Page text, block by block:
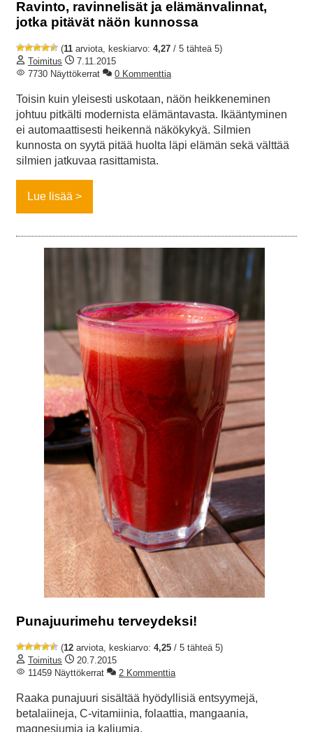
Ravinto, ravinnelisät ja elämänvalinnat,
jotka pitävät näön kunnossa
(11 arviota, keskiarvo: 4,27 / 5 tähteä 5)
Toimitus
7.11.2015
7730 Näyttökerrat
0 Kommenttia
Toisin kuin yleisesti uskotaan, näön heikkeneminen
johtuu pitkälti modernista elämäntavasta. Ikääntyminen
ei automaattisesti heikennä näkökykyä. Silmien
kunnosta on syytä pitää huolta läpi elämän sekä välttää
silmien jatkuvaa rasittamista.
Lue lisää
Punajuurimehu terveydeksi!
(12 arviota, keskiarvo: 4,25 / 5 tähteä 5)
Toimitus
20.7.2015
11459 Näyttökerrat
2 Kommenttia
Raaka punajuuri sisältää hyödyllisiä entsyymejä,
betalaiineja, C-vitamiinia, folaattia, mangaania,
magnesiumia ja kaliumia.